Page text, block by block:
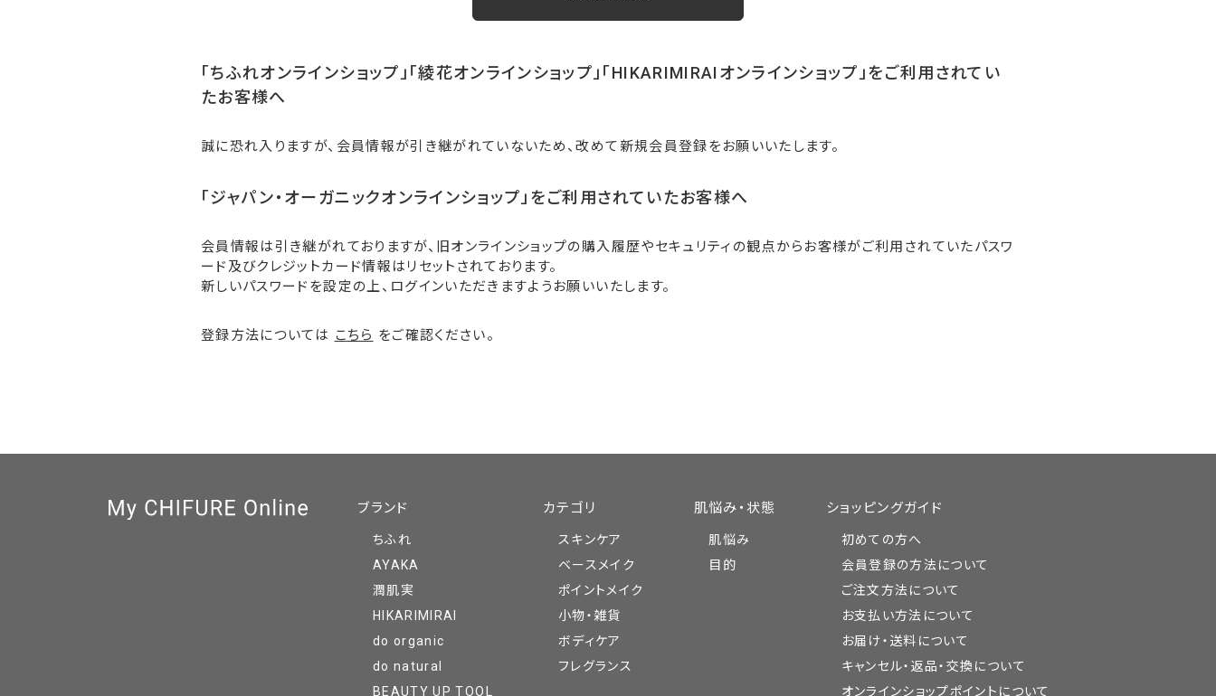
「ちふれオンラインショップ」「綾花オンラインショップ」「HIKARIMIRAIオンラインショップ」をご利用されてい
たお客様へ
誠に恐れ入りますが、会員情報が引き継がれていないため、改めて新規会員登録をお願いいたします。
「ジャパン・オーガニックオンラインショップ」をご利用されていたお客様へ
会員情報は引き継がれておりますが、旧オンラインショップの購入履歴やセキュリティの観点からお客様がご利用されていたパスワ
ード及びクレジットカード情報はリセットされております。
新しいパスワードを設定の上、ログインいただきますようお願いいたします。
登録方法については こちら をご確認ください。
ブランド
ちふれ
AYAKA
潤肌実
HIKARIMIRAI
do organic
do natural
BEAUTY UP TOOL
カテゴリ
スキンケア
ベースメイク
ポイントメイク
小物・雑貨
ボディケア
フレグランス
肌悩み・状態
肌悩み
目的
ショッピングガイド
初めての方へ
会員登録の方法について
ご注文方法について
お支払い方法について
お届け・送料について
キャンセル・返品・交換について
オンラインショップポイントについて